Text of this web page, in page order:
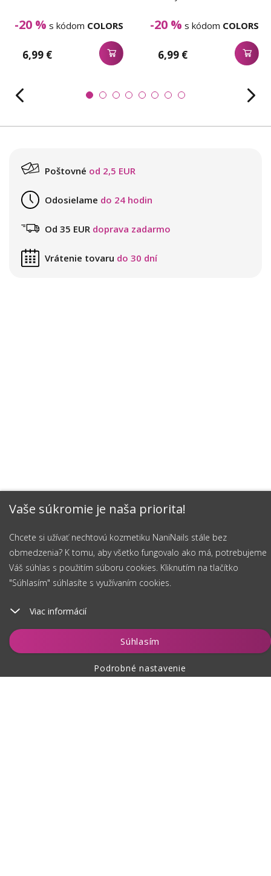
Vaše súkromie je naša priorita!
Chcete si užívať nechtovú kozmetiku NaniNails stále bez
obmedzenia? K tomu, aby všetko fungovalo ako má, potrebujeme
Váš súhlas s použitím súboru cookies. Kliknutím na tlačítko
"Súhlasím" súhlasíte s využívaním cookies.
Viac informácií
Súhlasím
Podrobné nastavenie
Vložiť do košíka
-20 % s kódom COLORS
6,99 €
-20 % s kódom COLORS
6,99 €
Poštovné od 2,5 EUR
Odosielame do 24 hodin
Od 35 EUR doprava zadarmo
Vrátenie tovaru do 30 dní